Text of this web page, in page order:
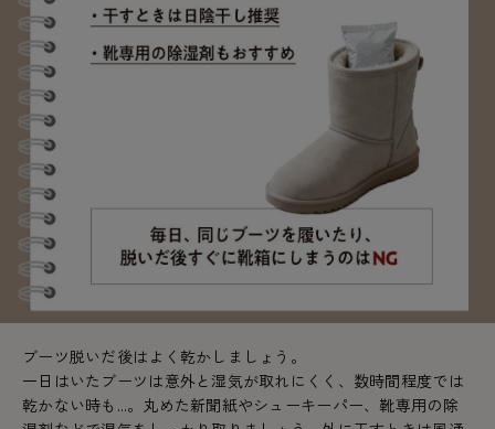
ブーツ脱いだ後はよく乾かしましょう。
一日はいたブーツは意外と湿気が取れにくく、数時間程度では
乾かない時も…。丸めた新聞紙やシューキーパー、靴専用の除